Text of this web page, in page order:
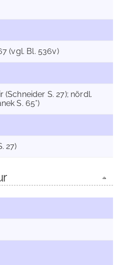
(vgl. Bl. 536v)
S. 27); nördl.
S. 65*)
27)